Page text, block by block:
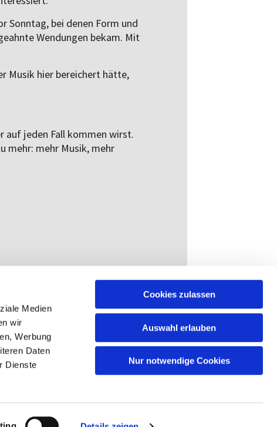
Medien
wir
Werbung
Daten
Dienste
Cookies zulassen
Auswahl erlauben
Nur notwendige Cookies
Sonntag, bei denen Form und
Wendungen bekam. Mit
Musik hier bereichert hätte,
auf jeden Fall kommen wirst.
mehr: mehr Musik, mehr